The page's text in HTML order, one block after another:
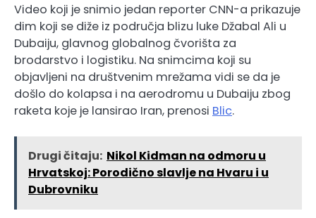
Video koji je snimio jedan reporter CNN-a prikazuje
dim koji se diže iz područja blizu luke Džabal Ali u
Dubaiju, glavnog globalnog čvorišta za
brodarstvo i logistiku. Na snimcima koji su
objavljeni na društvenim mrežama vidi se da je
došlo do kolapsa i na aerodromu u Dubaiju zbog
raketa koje je lansirao Iran, prenosi Blic.
Drugi čitaju: Nikol Kidman na odmoru u
Hrvatskoj: Porodično slavlje na Hvaru i u
Dubrovniku